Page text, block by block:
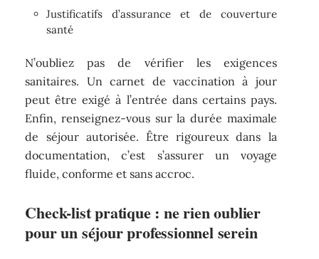
Justificatifs d’assurance et de couverture
santé
N’oubliez pas de vérifier les exigences
sanitaires. Un carnet de vaccination à jour
peut être exigé à l’entrée dans certains pays.
Enfin, renseignez-vous sur la durée maximale
de séjour autorisée. Être rigoureux dans la
documentation, c’est s’assurer un voyage
fluide, conforme et sans accroc.
Check-list pratique : ne rien oublier
pour un séjour professionnel serein